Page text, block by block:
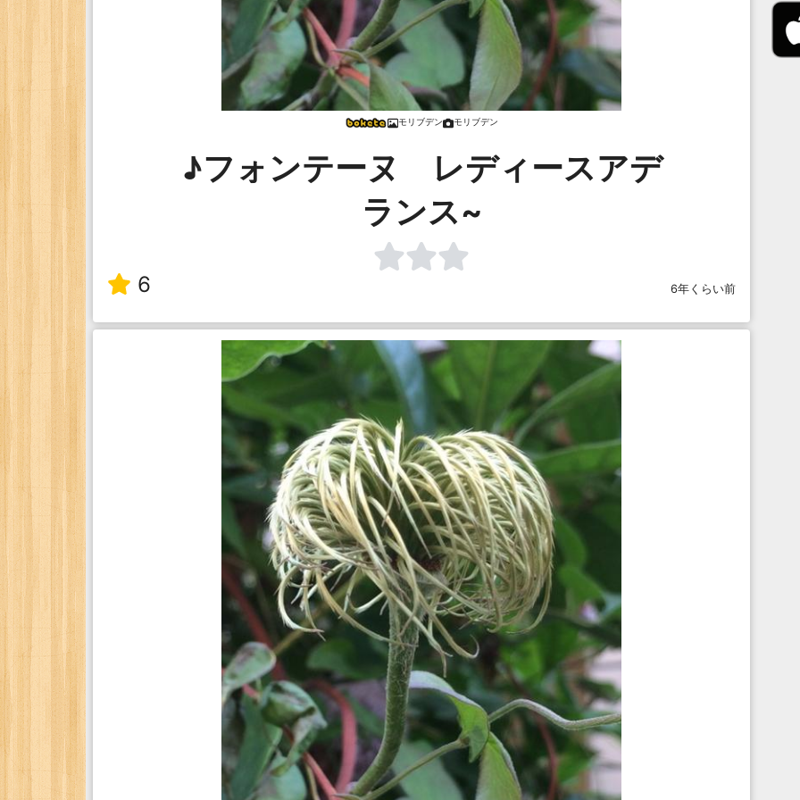
モリブデン モリブデン
♪フォンテーヌ レディースアデ
ランス~
6 6年くらい前